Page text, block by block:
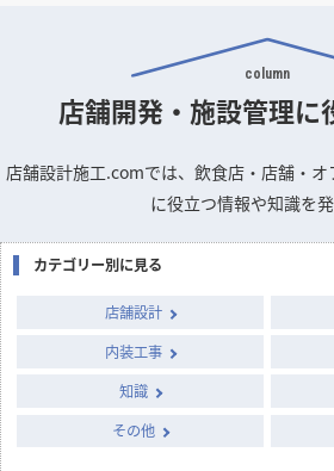
column
店舗開発・施設管理に
店舗設計施工.comでは、飲食店・店舗・
に役立つ情報や知識を発
カテゴリー別に見る
店舗設計
内装工事
知識
その他